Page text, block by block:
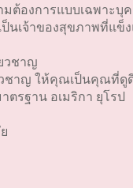
ต้องการแบบเฉพาะบุ
นเจ้าของสุขภาพที่แข็ง
วชาญ
วชาญ ให้คุณเป็นคุณที่ดู
ตรฐาน อเมริกา ยุโรป